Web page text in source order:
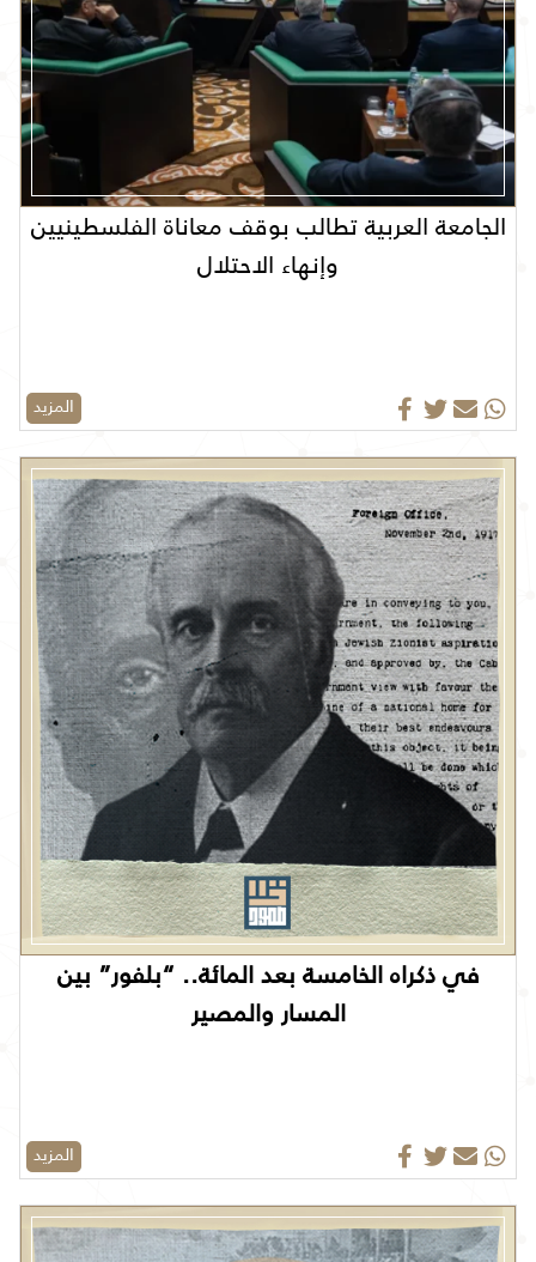
الجامعة العربية تطالب بوقف معاناة الفلسطينيين
وإنهاء الاحتلال
المزيد
في ذكراه الخامسة بعد المائة.. “بلفور” بين
المسار والمصير
المزيد